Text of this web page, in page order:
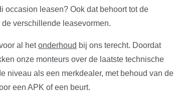
occasion leasen? Ook dat behoort tot de
verschillende leasevormen.
al hetonderhoud bij ons terecht. Doordat
onze monteurs over de laatste technische
niveau als een merkdealer, met behoud van de
een APK of een beurt.